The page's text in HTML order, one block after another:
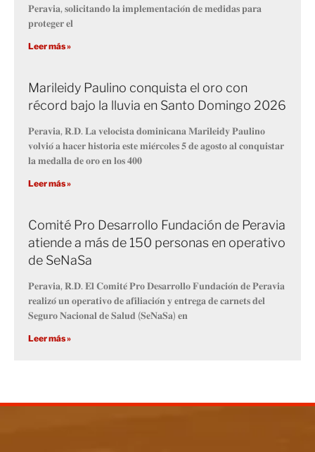
𝐏𝐞𝐫𝐚𝐯𝐢𝐚, 𝐬𝐨𝐥𝐢𝐜𝐢𝐭𝐚𝐧𝐝𝐨 𝐥𝐚 𝐢𝐦𝐩𝐥𝐞𝐦𝐞𝐧𝐭𝐚𝐜𝐢𝐨́𝐧 𝐝𝐞 𝐦𝐞𝐝𝐢𝐝𝐚𝐬 𝐩𝐚𝐫𝐚
𝐩𝐫𝐨𝐭𝐞𝐠𝐞𝐫 𝐞𝐥
Leer más »
Marileidy Paulino conquista el oro con
récord bajo la lluvia en Santo Domingo 2026
𝐏𝐞𝐫𝐚𝐯𝐢𝐚, 𝐑.𝐃. 𝐋𝐚 𝐯𝐞𝐥𝐨𝐜𝐢𝐬𝐭𝐚 𝐝𝐨𝐦𝐢𝐧𝐢𝐜𝐚𝐧𝐚 𝐌𝐚𝐫𝐢𝐥𝐞𝐢𝐝𝐲 𝐏𝐚𝐮𝐥𝐢𝐧𝐨
𝐯𝐨𝐥𝐯𝐢𝐨́ 𝐚 𝐡𝐚𝐜𝐞𝐫 𝐡𝐢𝐬𝐭𝐨𝐫𝐢𝐚 𝐞𝐬𝐭𝐞 𝐦𝐢𝐞́𝐫𝐜𝐨𝐥𝐞𝐬 𝟓 𝐝𝐞 𝐚𝐠𝐨𝐬𝐭𝐨 𝐚𝐥 𝐜𝐨𝐧𝐪𝐮𝐢𝐬𝐭𝐚𝐫
𝐥𝐚 𝐦𝐞𝐝𝐚𝐥𝐥𝐚 𝐝𝐞 𝐨𝐫𝐨 𝐞𝐧 𝐥𝐨𝐬 𝟒𝟎𝟎
Leer más »
Comité Pro Desarrollo Fundación de Peravia
atiende a más de 150 personas en operativo
de SeNaSa
𝐏𝐞𝐫𝐚𝐯𝐢𝐚, 𝐑.𝐃. 𝐄𝐥 𝐂𝐨𝐦𝐢𝐭𝐞́ 𝐏𝐫𝐨 𝐃𝐞𝐬𝐚𝐫𝐫𝐨𝐥𝐥𝐨 𝐅𝐮𝐧𝐝𝐚𝐜𝐢𝐨́𝐧 𝐝𝐞 𝐏𝐞𝐫𝐚𝐯𝐢𝐚
𝐫𝐞𝐚𝐥𝐢𝐳𝐨́ 𝐮𝐧 𝐨𝐩𝐞𝐫𝐚𝐭𝐢𝐯𝐨 𝐝𝐞 𝐚𝐟𝐢𝐥𝐢𝐚𝐜𝐢𝐨́𝐧 𝐲 𝐞𝐧𝐭𝐫𝐞𝐠𝐚 𝐝𝐞 𝐜𝐚𝐫𝐧𝐞𝐭𝐬 𝐝𝐞𝐥
𝐒𝐞𝐠𝐮𝐫𝐨 𝐍𝐚𝐜𝐢𝐨𝐧𝐚𝐥 𝐝𝐞 𝐒𝐚𝐥𝐮𝐝 (𝐒𝐞𝐍𝐚𝐒𝐚) 𝐞𝐧
Leer más »